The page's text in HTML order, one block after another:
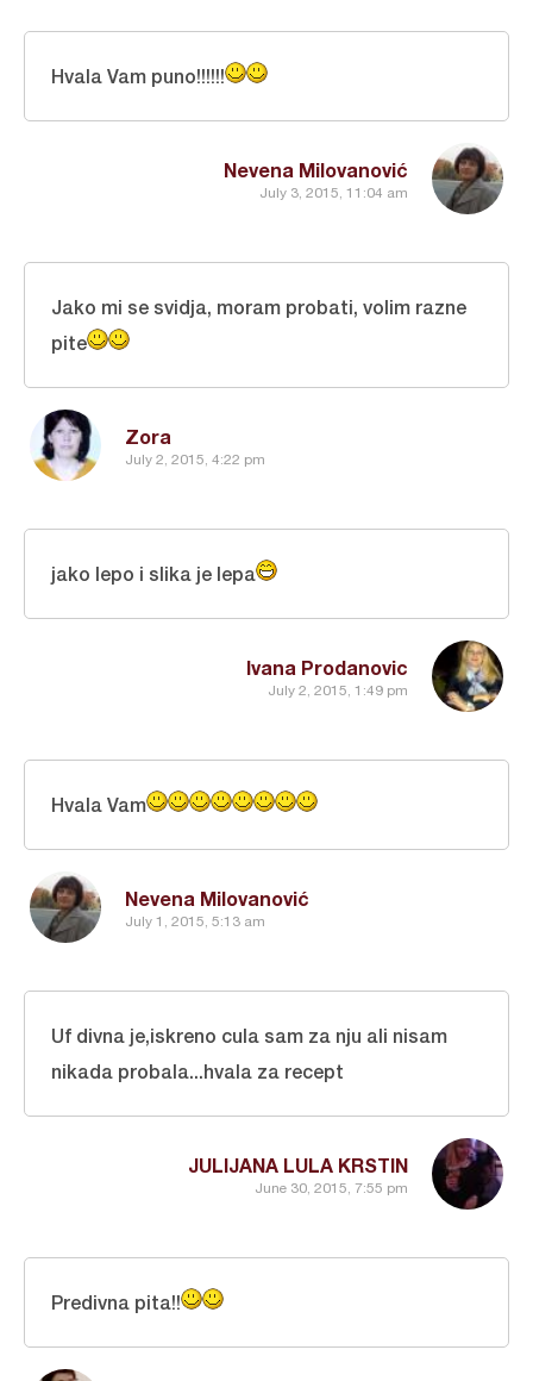
Nevena Milovanović
July 3, 2015, 11:04 am
Hvala Vam puno!!!!!!
Zora
July 2, 2015, 4:22 pm
Jako mi se svidja, moram probati, volim razne
pite
Ivana Prodanovic
July 2, 2015, 1:49 pm
jako lepo i slika je lepa
Nevena Milovanović
July 1, 2015, 5:13 am
Hvala Vam
JULIJANA LULA KRSTIN
June 30, 2015, 7:55 pm
Uf divna je,iskreno cula sam za nju ali nisam
nikada probala...hvala za recept
Predivna pita!!